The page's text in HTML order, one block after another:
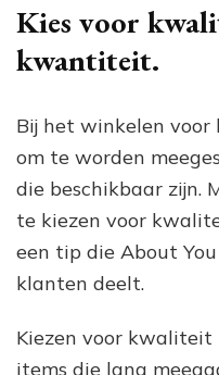
Kies voor
kwantiteit.
Bij het winkelen
om te worden
die beschikbaar zijn.
te kiezen voor
een tip die About
klanten deelt.
Kiezen voor
items die lang